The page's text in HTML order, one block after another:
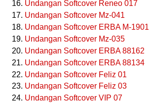
Undangan Softcover Reneo 017
Undangan Softcover Mz-041
Undangan Softcover ERBA M-1901
Undangan Softcover Mz-035
Undangan Softcover ERBA 88162
Undangan Softcover ERBA 88134
Undangan Softcover Feliz 01
Undangan Softcover Feliz 03
Undangan Softcover VIP 07